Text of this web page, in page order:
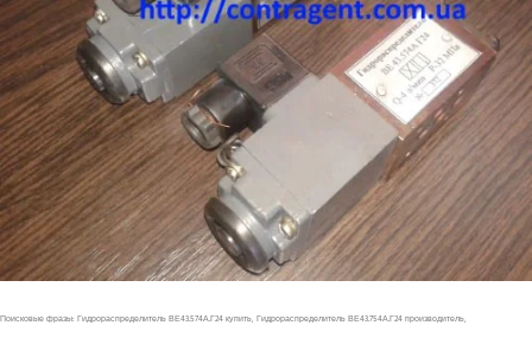
Поисковые фразы: Гидрораспределитель ВЕ43.574А.Г24 купить, Гидрораспределитель ВЕ43.754А.Г24 производитель,